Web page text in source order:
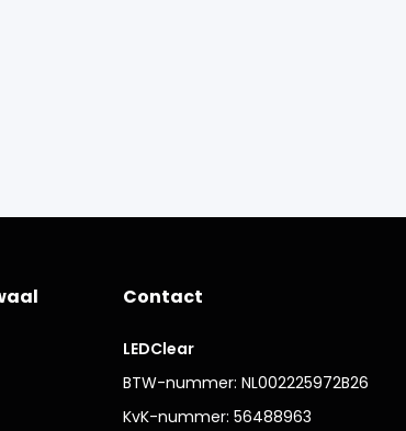
Contact
LEDClear
BTW-nummer: NL002225972B26
KvK-nummer: 56488963